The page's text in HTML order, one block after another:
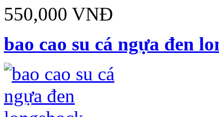
550,000 VNĐ
bao cao su cá ngựa đen